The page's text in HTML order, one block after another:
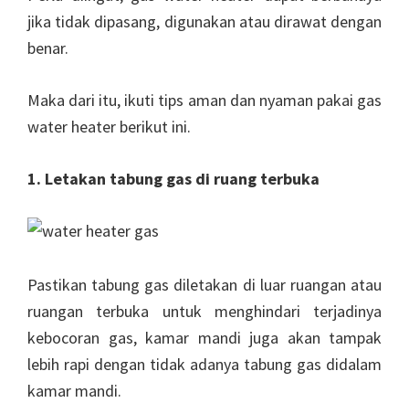
jika tidak dipasang, digunakan atau dirawat dengan
benar.
Maka dari itu, ikuti tips aman dan nyaman pakai gas
water heater berikut ini.
1. Letakan tabung gas di ruang terbuka
Pastikan tabung gas diletakan di luar ruangan atau
ruangan terbuka untuk menghindari terjadinya
kebocoran gas, kamar mandi juga akan tampak
lebih rapi dengan tidak adanya tabung gas didalam
kamar mandi.